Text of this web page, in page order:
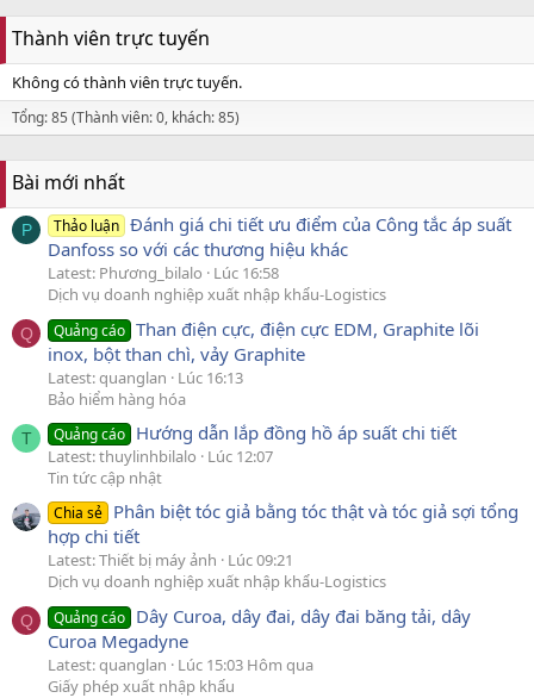
Thành viên trực tuyến
Không có thành viên trực tuyến.
Tổng: 85 (Thành viên: 0, khách: 85)
Bài mới nhất
P Thảo luận Đánh giá chi tiết ưu điểm của Công tắc áp suất
Danfoss so với các thương hiệu khác
Latest: Phương_bilalo
Lúc 16:58
Dịch vụ doanh nghiệp xuất nhập khẩu-Logistics
Q Quảng cáo Than điện cực, điện cực EDM, Graphite lõi
inox, bột than chì, vảy Graphite
Latest: quanglan
Lúc 16:13
Bảo hiểm hàng hóa
T Quảng cáo Hướng dẫn lắp đồng hồ áp suất chi tiết
Latest: thuylinhbilalo
Lúc 12:07
Tin tức cập nhật
Chia sẻ Phân biệt tóc giả bằng tóc thật và tóc giả sợi tổng
hợp chi tiết
Latest: Thiết bị máy ảnh
Lúc 09:21
Dịch vụ doanh nghiệp xuất nhập khẩu-Logistics
Q Quảng cáo Dây Curoa, dây đai, dây đai băng tải, dây
Curoa Megadyne
Latest: quanglan
Lúc 15:03 Hôm qua
Giấy phép xuất nhập khẩu